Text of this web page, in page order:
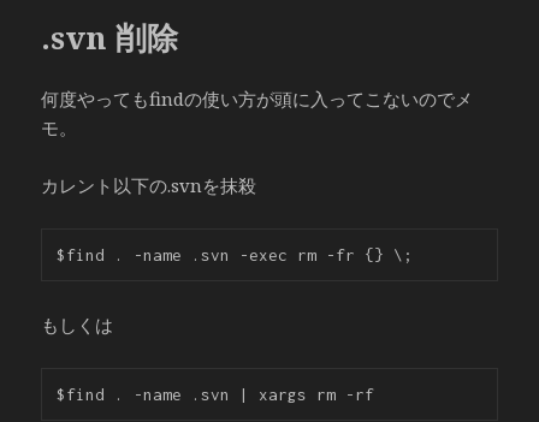
.svn 削除
何度やってもfindの使い方が頭に入ってこないのでメ
モ。
カレント以下の.svnを抹殺
$find . -name .svn -exec rm -fr {} \;
もしくは
$find . -name .svn | xargs rm -rf